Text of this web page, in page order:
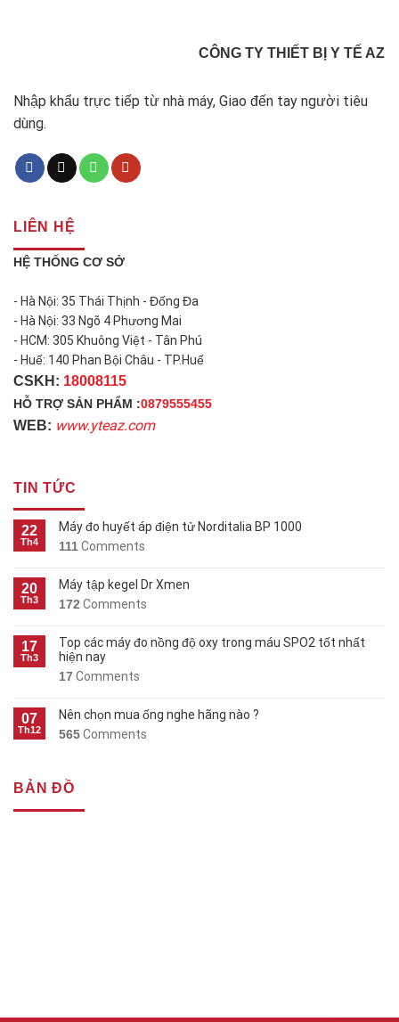
CÔNG TY THIẾT BỊ Y TẾ AZ
Nhập khẩu trực tiếp từ nhà máy, Giao đến tay người tiêu
dùng.
LIÊN HỆ
HỆ THỐNG CƠ SỞ
- Hà Nội: 35 Thái Thịnh - Đống Đa
- Hà Nội: 33 Ngõ 4 Phương Mai
- HCM: 305 Khuông Việt - Tân Phú
- Huế: 140 Phan Bội Châu - TP.Huế
CSKH: 18008115
HỖ TRỢ SẢN PHẨM :0879555455
WEB: www.yteaz.com
TIN TỨC
22
Th4
Máy đo huyết áp điện tử Norditalia BP 1000
111Comments
20
Th3
Máy tập kegel Dr Xmen
172 Comments
17
Th3
Top các máy đo nồng độ oxy trong máu SPO2 tốt nhất
hiện nay
17Comments
07
Th12
Nên chọn mua ống nghe hãng nào ?
565Comments
BẢN ĐỒ